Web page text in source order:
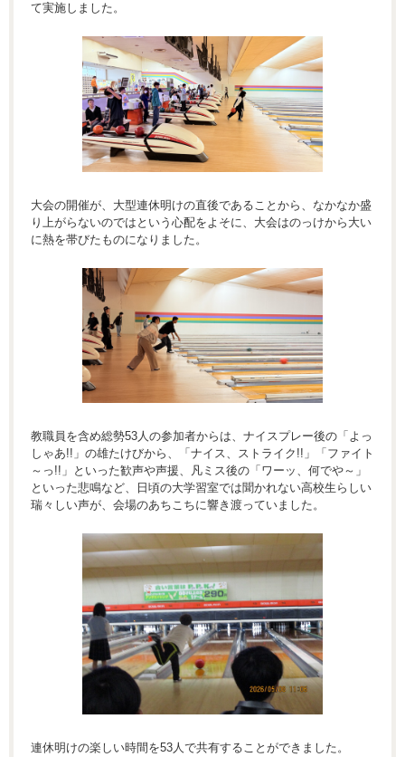
て実施しました。
大会の開催が、大型連休明けの直後であることから、なかなか盛
り上がらないのではという心配をよそに、大会はのっけから大い
に熱を帯びたものになりました。
教職員を含め総勢53人の参加者からは、ナイスプレー後の「よっ
しゃあ!!」の雄たけびから、「ナイス、ストライク!!」「ファイト
～っ!!」といった歓声や声援、凡ミス後の「ワーッ、何でや～」
といった悲鳴など、日頃の大学習室では聞かれない高校生らしい
瑞々しい声が、会場のあちこちに響き渡っていました。
連休明けの楽しい時間を53人で共有することができました。